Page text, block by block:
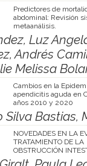
Predictores de
abdominal: Revisión
metaanálisis.
Luz
Andrés
Melissa
Cambios en la
apendicitis aguda en
años 2010 y 2020
Bastias,
NOVEDADES EN LA
TRATAMIENTO DE LA
OBSTRUCCIÓN